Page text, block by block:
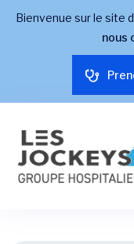
Bienvenue sur le site
nous